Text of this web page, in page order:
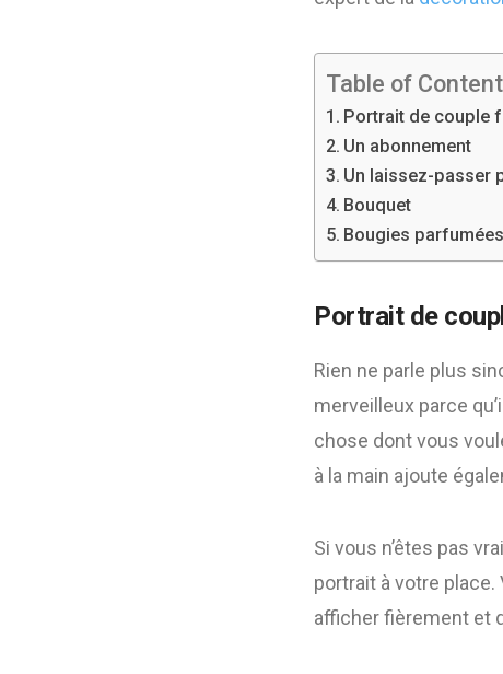
Table of
Portrait de couple
Un abonnement
Un laissez-passer
Bouquet
Bougies parfumées
Portrait de
Rien ne parle plus
merveilleux parce
chose dont vous
à la main ajoute
Si vous n’êtes pas
portrait à votre
afficher fièrement et